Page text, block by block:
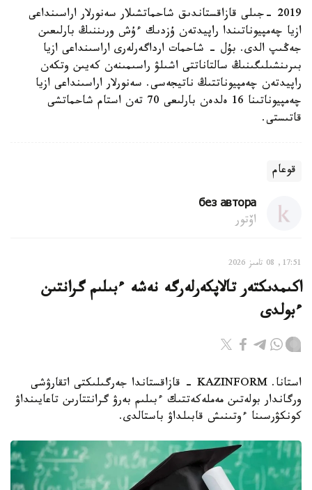
2019 -جىلى قازاقستاندىق شاحماتشىلار سەنورلار اراسىنداعى
ازيا چەمپيوناتىندا راپيدتەن ۇزدىك ءۇش ورىننىڭ بارلىعىن
جەڭىپ الدى. بۇل - شاحمات ارداگەرلەرى اراسىنداعى ازيا
بىرىنشىلىگىنىڭ سالتاناتتى اشىلۋ راسىمىنەن كەيىن وتكەن
راپيدتەن چەمپيوناتتىڭ ناتيجەسى. سەنورلار اراسىنداعى ازيا
چەمپيوناتىنا 16 ەلدەن بارلىعى 70 تەن استام شاحماتشى
قاتىستى.
قوعام
без автора
اۆتور
17:51, 08 تامىز 2026
اكىمدىكتەر تالاپكەرلەرگە نەشە ءبىلىم گرانتىن
ءبولدى
استانا. KAZINFORM - قازاقستاندا جەرگىلىكتى اتقارۋشى
ورگاندار بولەتىن مەملەكەتتىك ءبىلىم بەرۋ گرانتتارىن تاعايىنداۋ
كونكۋرسىنا ءوتىنىش قابىلداۋ باستالدى.